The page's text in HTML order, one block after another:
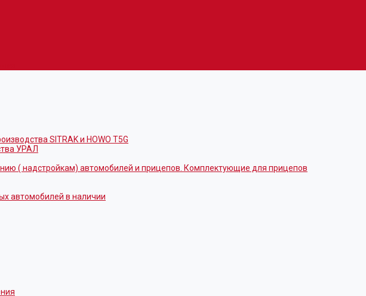
SITRAK и HOWO T5G
УРАЛ
( надстройкам) автомобилей и прицепов. Комплектующие для прицепов
автомобилей в наличии